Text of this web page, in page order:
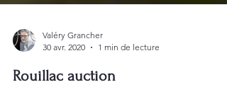
30 avr. 2020
1 min de lecture